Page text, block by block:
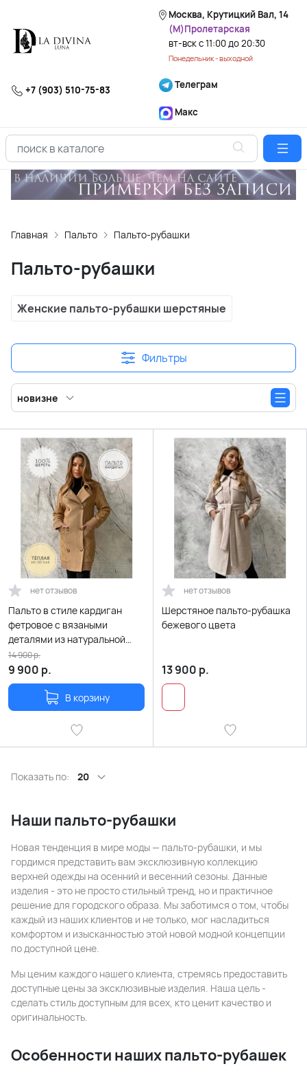
Москва, Крутицкий Вал, 14
(М)Пролетарская
вт-вск с 11:00 до 20:30
Понедельник - выходной
+7 (903) 510-75-83 Телеграм
Макс
Главная Пальто Пальто-рубашки
Пальто-рубашки
Женские пальто-рубашки шерстяные
Фильтры
новизне
нет отзывов
Пальто в стиле кардиган
фетровое с вязаными
деталями из натуральной
шерсти карамельного цвета
9 900 р.
14 900р.
В корзину
нет отзывов
Шерстяное пальто-рубашка
бежевого цвета
13 900 р.
Показать по: 20
Наши пальто-рубашки
Новая тенденция в мире моды — пальто-рубашки, и мы
гордимся представить вам эксклюзивную коллекцию
верхней одежды на осенний и весенний сезоны. Данные
изделия - это не просто стильный тренд, но и практичное
решение для городского образа. Мы заботимся о том, чтобы
каждый из наших клиентов и не только, мог насладиться
комфортом и изысканностью этой новой модной концепции
по доступной цене.
Мы ценим каждого нашего клиента, стремясь предоставить
доступные цены за эксклюзивные изделия. Наша цель -
сделать стиль доступным для всех, кто ценит качество и
оригинальность.
Особенности наших пальто-рубашек